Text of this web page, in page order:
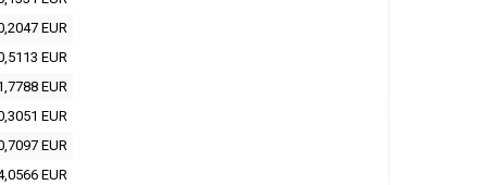
EUR
EUR
EUR
EUR
EUR
EUR